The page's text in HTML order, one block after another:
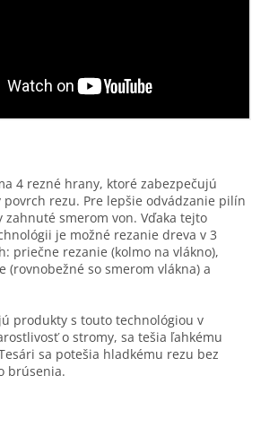
4 rezné hrany, ktoré zabezpečujú
rezu. Pre lepšie odvádzanie pilín
zahnuté smerom von. Vďaka tejto
je možné rezanie dreva v 3
priečne rezanie (kolmo na vlákno),
(rovnobežné so smerom vlákna) a
produkty s touto technológiou v
o stromy, sa tešia ľahkému
sa potešia hladkému rezu bez
brúsenia.